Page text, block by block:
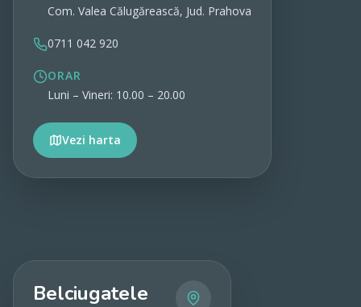
Com. Valea Călugărească, Jud. Prahova
0711 042 920
ORAR
Luni – Vineri: 10.00 – 20.00
Vezi harta
Vezi detalii
Belciugatele